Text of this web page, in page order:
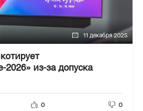
11 декабря 2025
2026» из-за допуска
0 0